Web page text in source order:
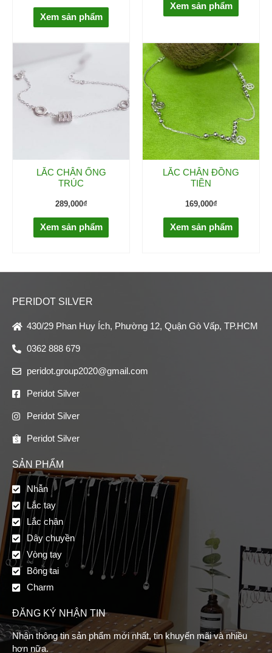
Xem sản phẩm
Xem sản phẩm
LẮC CHÂN ỐNG
TRÚC
289,000₫
Xem sản phẩm
LẮC CHÂN ĐỒNG
TIỀN
169,000₫
Xem sản phẩm
PERIDOT SILVER
430/29 Phan Huy Ích, Phường 12, Quận Gò Vấp, TP.HCM
0362 888 679
peridot.group2020@gmail.com
Peridot Silver
Peridot Silver
Peridot Silver
SẢN PHẨM
Nhẫn
Lắc tay
Lắc chân
Dây chuyền
Vòng tay
Bông tai
Charm
ĐĂNG KÝ NHẬN TIN
Nhận thông tin sản phẩm mới nhất, tin khuyến mãi và nhiều
hơn nữa.